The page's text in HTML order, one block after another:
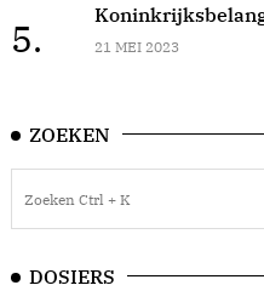
5. 21 MEI 2023
ZOEKEN
DOSIERS